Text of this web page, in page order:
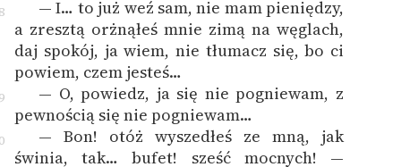
— I… to już weź sam, nie mam pieniędzy,
a zresztą orżnąłeś mnie zimą na węglach,
daj spokój, ja wiem, nie tłumacz się, bo ci
powiem, czem jesteś…
— O, powiedz, ja się nie pogniewam, z
pewnością się nie pogniewam…
— Bon! otóż wyszedłeś ze mną, jak
świnia, tak… bufet! sześć mocnych! —